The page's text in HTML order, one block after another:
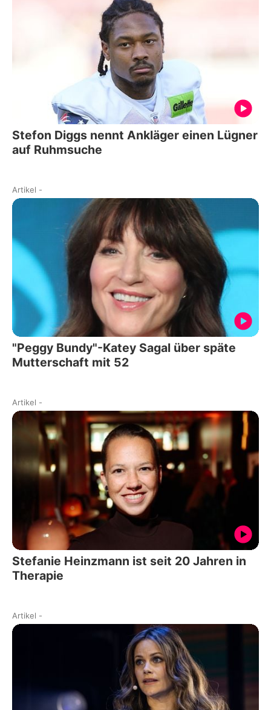
Stefon Diggs nennt Ankläger einen Lügner
auf Ruhmsuche
Artikel -
"Peggy Bundy"-Katey Sagal über späte
Mutterschaft mit 52
Artikel -
Stefanie Heinzmann ist seit 20 Jahren in
Therapie
Artikel -